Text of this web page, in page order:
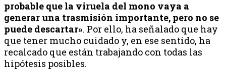
probable que la viruela del mono vaya a
generar una trasmisión importante, pero no se
puede descartar». Por ello, ha señalado que hay
que tener mucho cuidado y, en ese sentido, ha
recalcado que están trabajando con todas las
hipótesis posibles.